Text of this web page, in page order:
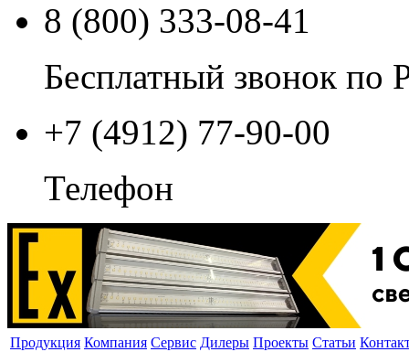
8 (800) 333-08-41
Бесплатный звонок по
+7 (4912) 77-90-00
Телефон
Продукция Компания Сервис Дилеры Проекты Статьи